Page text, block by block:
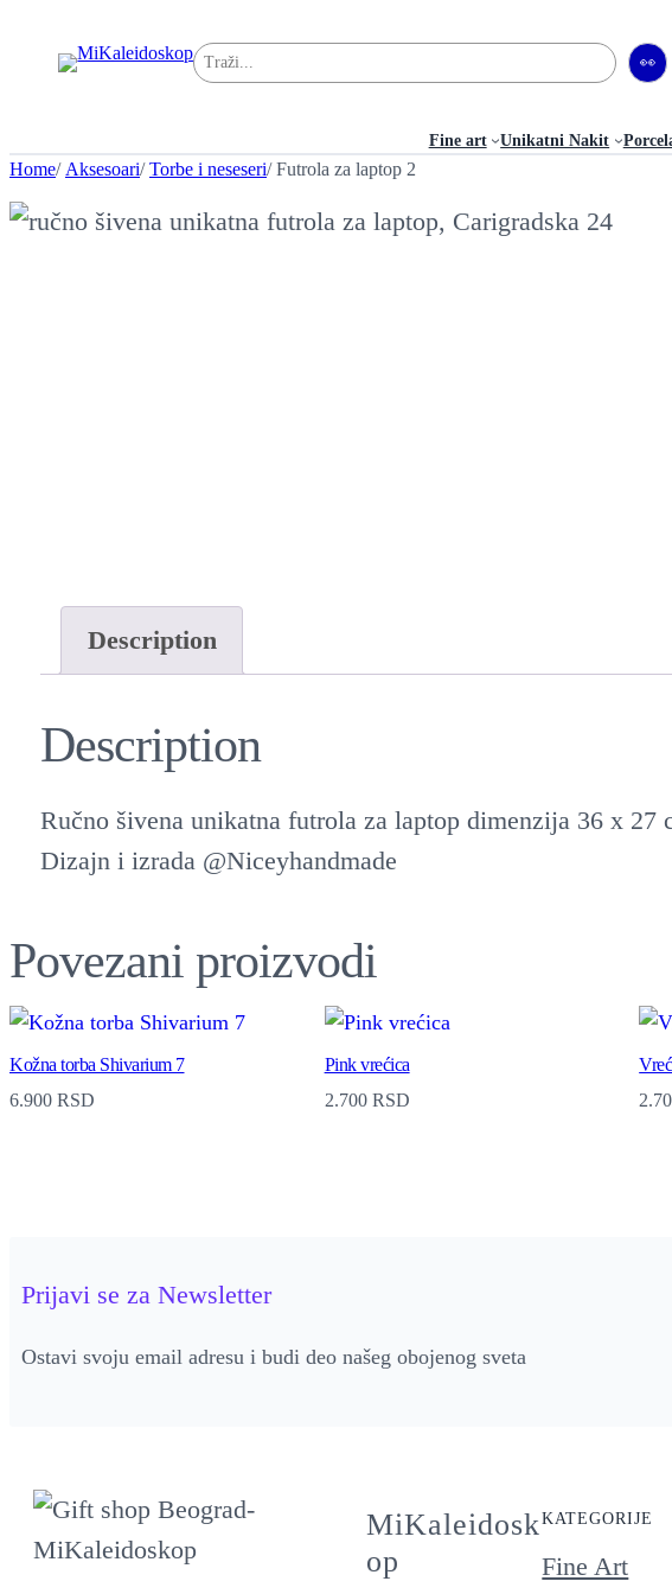
Pretraga 👀
Fine art Unikatni Nakit
Home/ Aksesoari/Torbe i neseseri/ Futrola za laptop 2
Description
Description
Ručno šivena unikatna futrola za laptop dimenzija 36 x 27
Dizajn i izrada @Niceyhandmade
Povezani proizvodi
Kožna torba Shivarium 7
6.900 RSD
Pink vrećica
2.700 RSD
Prijavi se za Newsletter
Ostavi svoju email adresu i budi deo našeg obojenog sveta
MiKaleidosk
op
KATEGORIJE
Fine Art